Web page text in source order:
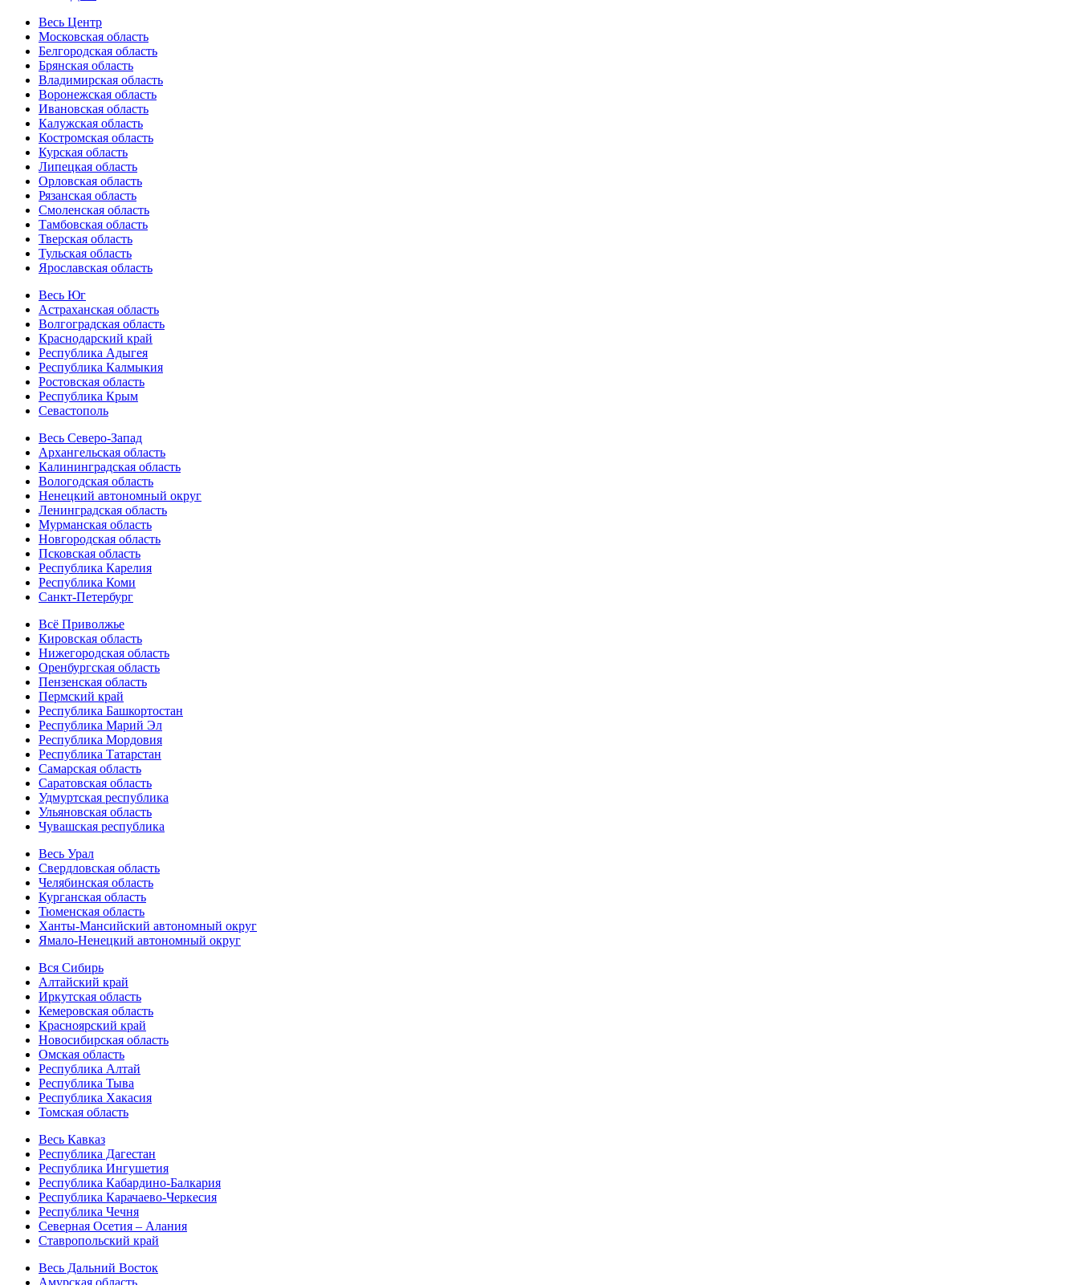
Весь Центр
Московская область
Белгородская область
Брянская область
Владимирская область
Воронежская область
Ивановская область
Калужская область
Костромская область
Курская область
Липецкая область
Орловская область
Рязанская область
Смоленская область
Тамбовская область
Тверская область
Тульская область
Ярославская область
Весь Юг
Астраханская область
Волгоградская область
Краснодарский край
Республика Адыгея
Республика Калмыкия
Ростовская область
Республика Крым
Севастополь
Весь Северо-Запад
Архангельская область
Калининградская область
Вологодская область
Ненецкий автономный округ
Ленинградская область
Мурманская область
Новгородская область
Псковская область
Республика Карелия
Республика Коми
Санкт-Петербург
Всё Приволжье
Кировская область
Нижегородская область
Оренбургская область
Пензенская область
Пермский край
Республика Башкортостан
Республика Марий Эл
Республика Мордовия
Республика Татарстан
Самарская область
Саратовская область
Удмуртская республика
Ульяновская область
Чувашская республика
Весь Урал
Свердловская область
Челябинская область
Курганская область
Тюменская область
Ханты-Мансийский автономный округ
Ямало-Ненецкий автономный округ
Вся Сибирь
Алтайский край
Иркутская область
Кемеровская область
Красноярский край
Новосибирская область
Омская область
Республика Алтай
Республика Тыва
Республика Хакасия
Томская область
Весь Кавказ
Республика Дагестан
Республика Ингушетия
Республика Кабардино-Балкария
Республика Карачаево-Черкесия
Республика Чечня
Северная Осетия – Алания
Ставропольский край
Весь Дальний Восток
Амурская область